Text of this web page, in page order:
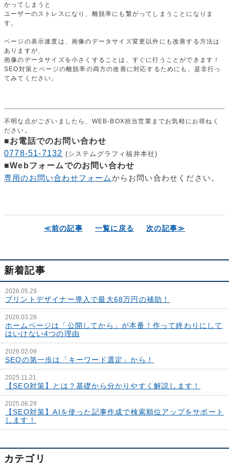
かってしまうと
ユーザーのストレスになり、離脱率にも繋がってしまうことになりま
す。
ページの表示速度は、画像のデータサイズ変更以外にも改善する方法は
ありますが、
画像のデータサイズを小さくすることは、すぐに行うことができます！
SEO対策とページの離脱率の両方の改善に対応するためにも、是非行っ
てみてください。
不明な点がございましたら、WEB-BOX担当営業までお気軽にお尋ねく
ださい。
■お電話でのお問い合わせ
0778-51-7132 (システムグラフィ福井本社)
■Webフォームでのお問い合わせ
専用のお問い合わせフォーム からお問い合わせください。
≪前の記事 一覧に戻る 次の記事≫
新着記事
2026.05.29
プリントデザイナー導入で最大68万円の補助！
2026.03.28
ホームページは「公開してから」が本番！作って終わりにして
はいけない4つの理由
2026.02.09
SEOの第一歩は「キーワード選定」から！
2025.11.21
【SEO対策】とは？基礎から分かりやすく解説します！
2025.06.29
【SEO対策】AIを使った記事作成で検索順位アップをサポート
します！
カテゴリ